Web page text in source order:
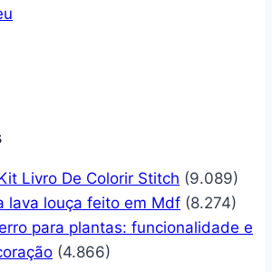
Livro De Colorir Stitch (9.089)
lava louça feito em Mdf (8.274)
para plantas: funcionalidade e
(4.866)